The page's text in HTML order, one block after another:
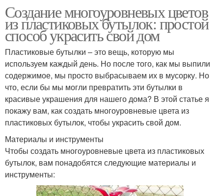
Создание многоуровневых цветов
из пластиковых бутылок: простой
способ украсить свой дом
Пластиковые бутылки – это вещь, которую мы
используем каждый день. Но после того, как мы выпили
содержимое, мы просто выбрасываем их в мусорку. Но
что, если бы мы могли превратить эти бутылки в
красивые украшения для нашего дома? В этой статье я
покажу вам, как создать многоуровневые цвета из
пластиковых бутылок, чтобы украсить свой дом.
Материалы и инструменты
Чтобы создать многоуровневые цвета из пластиковых
бутылок, вам понадобятся следующие материалы и
инструменты: